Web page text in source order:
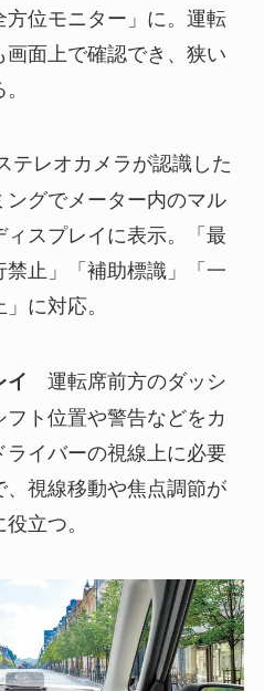
位モニター」に。運転
面上で確認でき、狭い
テレオカメラが認識した
グでメーター内のマル
スプレイに表示。「最
止」「補助標識」「一
に対応。
イ 運転席前方のダッシ
ト位置や警告などをカ
イバーの視線上に必要
視線移動や焦点調節が
立つ。